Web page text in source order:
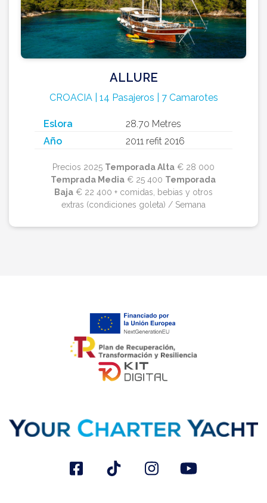
ALLURE
CROACIA | 14 Pasajeros | 7 Camarotes
Eslora
28.70 Metres
Año
2011 refit 2016
Precios 2025 Temporada Alta€ 28 000
Temprada Media € 25 400 Temporada
Baja€ 22 400 + comidas, bebias y otros
extras (condiciones goleta) / Semana